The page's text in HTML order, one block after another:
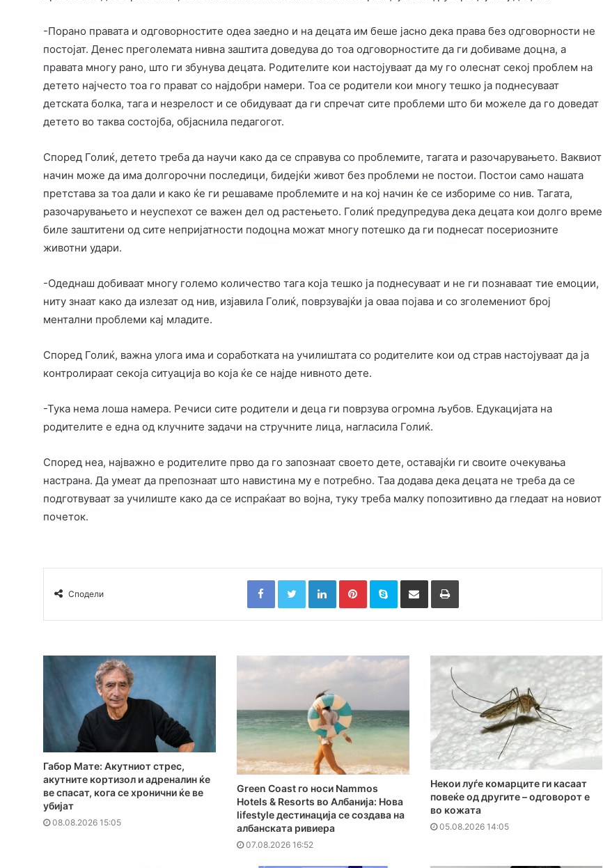
-Порано правата и одговорностите одеа заедно и на децата им беше јасно дека права без одговорности не
постојат. Денес преголемата нивна заштита доведува до тоа одговорностите да ги добиваме доцна, а
правата многу рано, што ги збунува децата. Родителите кои настојуваат да му го олеснат секој проблем на
детето најчесто тоа го прават со најдобри намери. Тоа се родители кои многу тешко ја поднесуваат
детската болка, тага и незрелост и се обидуваат да ги спречат сите проблеми што би можеле да го доведат
детето во таква состојба, објаснила педагогот.
Според Голиќ, детето треба да научи како да се справува со проблемите, тагата и разочарувањето. Ваквиот
начин може да има долгорочни последици, бидејќи живот без проблеми не постои. Постои само нашата
претстава за тоа дали и како ќе ги решаваме проблемите и на кој начин ќе се избориме со нив. Тагата,
разочарувањето и неуспехот се важен дел од растењето. Голиќ предупредува дека децата кои долго време
биле заштитени од сите непријатности подоцна можат многу потешко да ги поднесат посериозните
животни удари.
-Одеднаш добиваат многу големо количество тага која тешко ја поднесуваат и не ги познаваат тие емоции,
ниту знаат како да излезат од нив, изјавила Голиќ, поврзувајќи ја оваа појава и со зголемениот број
ментални проблеми кај младите.
Според Голиќ, важна улога има и соработката на училиштата со родителите кои од страв настојуваат да ја
контролираат секоја ситуација во која ќе се најде нивното дете.
-Тука нема лоша намера. Речиси сите родители и деца ги поврзува огромна љубов. Едукацијата на
родителите е една од клучните задачи на стручните лица, нагласила Голиќ.
Според неа, најважно е родителите прво да го запознаат своето дете, оставајќи ги своите очекувања
настрана. Да умеат да препознаат што навистина му е потребно. Таа додава дека децата не треба да се
подготвуваат за училиште како да се испраќаат во војна, туку треба малку попозитивно да гледаат на новиот
почеток.
Сподели
FacebookTwitterLinkedInPinterestSkype Сподели преку Е-маил Испринтај
Габор Мате: Акутниот стрес,
акутните кортизол и адреналин ќе
ве спасат, кога се хронични ќе ве
убијат
08.08.2026 15:05
Green Coast го носи Nammos
Hotels & Resorts во Албанија: Нова
lifestyle дестинација се создава на
албанската ривиера
07.08.2026 16:52
Hекои луѓе комарците ги касаат
повеќе од другите – одговорот е
во кожата
05.08.2026 14:05